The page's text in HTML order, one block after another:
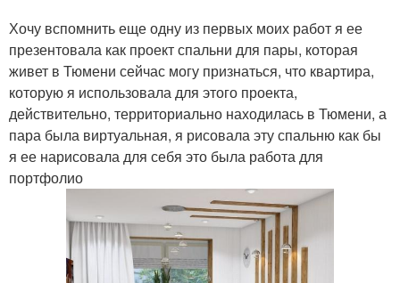
Хочу вспомнить еще одну из первых моих работ я ее
презентовала как проект спальни для пары, которая
живет в Тюмени сейчас могу признаться, что квартира,
которую я использовала для этого проекта,
действительно, территориально находилась в Тюмени, а
пара была виртуальная, я рисовала эту спальню как бы
я ее нарисовала для себя это была работа для
портфолио